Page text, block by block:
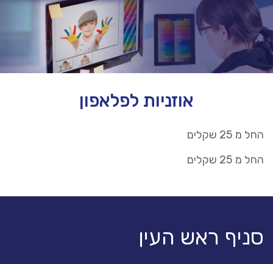
אוזניות לפלאפון
החל מ 25 שקלים
החל מ 25 שקלים
סניף ראש העין